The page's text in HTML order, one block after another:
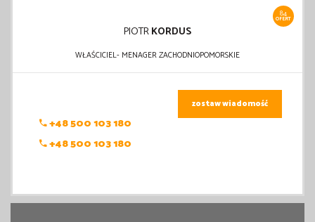
84
OFERT
PIOTRKORDUS
WŁAŚCICIEL- MENAGER ZACHODNIOPOMORSKIE
+48 500 103 180
+48 500 103 180
zostaw wiadomość